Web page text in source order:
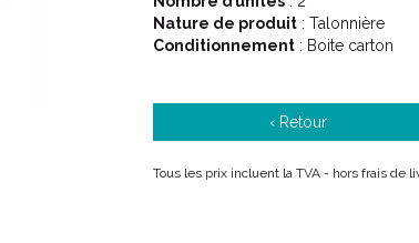
Description :
La peau de mouton naturelle a
parties fragilisées.
protection !!
Nature de produit : Talonnière
Conditionnement : Boite carton
‹ Retour
Tous les prix incluent la TVA - hors frais de